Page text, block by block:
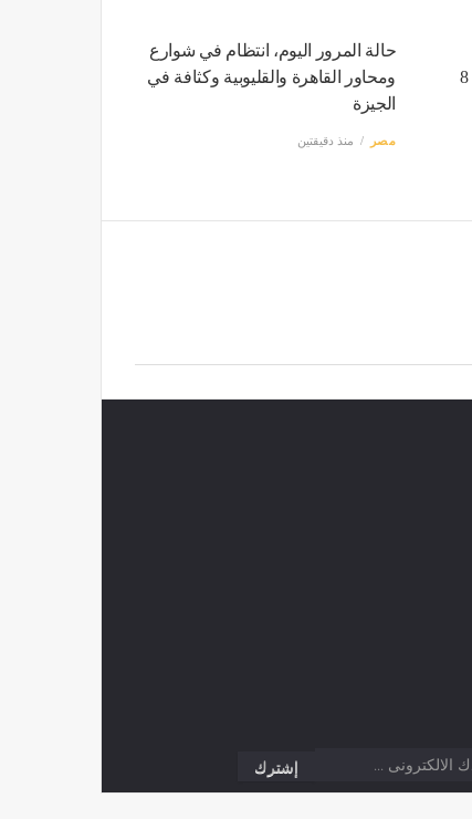
البلدي، سعر الفراخ اليوم السبت 8
حالة المرور اليوم، انتظام في شوارع
ومحاور القاهرة والقليوبية وكثافة في
الجيزة
مصر منذ دقيقتين